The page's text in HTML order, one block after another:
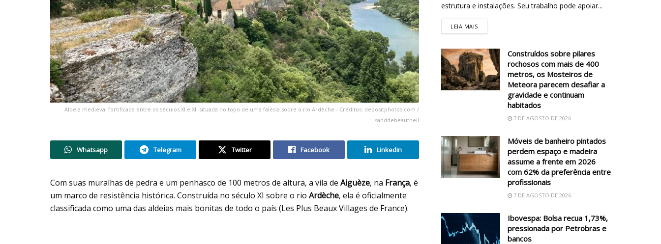
Aldeia medieval fortificada entre os séculos XI e XII situada no topo de uma falésia sobre o rio Ardèche - Créditos: depositphotos.com /
sanddebeautheil
Whatsapp Telegram Twitter Facebook Linkedin
Com suas muralhas de pedra e um penhasco de 100 metros de altura, a vila de Aiguèze, na França, é
um marco de resistência histórica. Construída no século XI sobre o rio Ardèche, ela é oficialmente
classificada como uma das aldeias mais bonitas de todo o país (Les Plus Beaux Villages de France).
estrutura e instalações. Seu trabalho pode apoiar...
LEIA MAIS
Construídos sobre pilares
rochosos com mais de 400
metros, os Mosteiros de
Meteora parecem desafiar a
gravidade e continuam
habitados
7 DE AGOSTO DE 2026
Móveis de banheiro pintados
perdem espaço e madeira
assume a frente em 2026
com 62% da preferência entre
profissionais
7 DE AGOSTO DE 2026
Ibovespa: Bolsa recua 1,73%,
pressionada por Petrobras e
bancos